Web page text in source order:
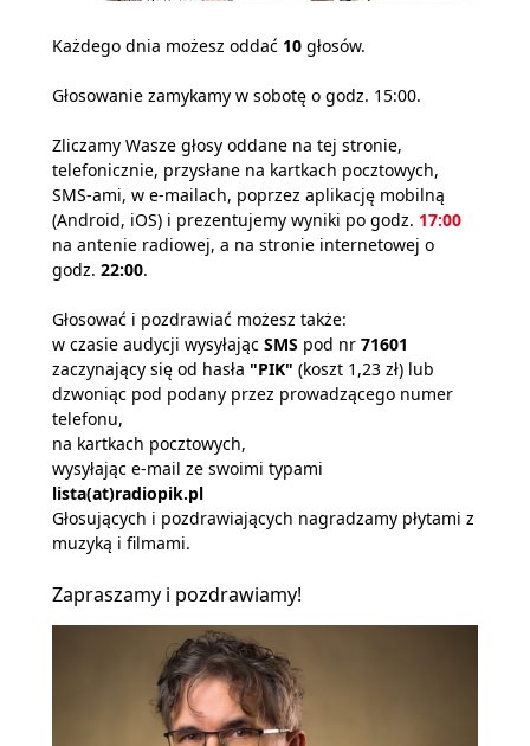
Każdego dnia możesz oddać 10 głosów.
Głosowanie zamykamy w sobotę o godz. 15:00.
Zliczamy Wasze głosy oddane na tej stronie,
telefonicznie, przysłane na kartkach pocztowych,
SMS-ami, w e-mailach, poprzez aplikację mobilną
(Android, iOS) i prezentujemy wyniki po godz. 17:00
na antenie radiowej, a na stronie internetowej o
godz. 22:00.
Głosować i pozdrawiać możesz także:
w czasie audycji wysyłając SMS pod nr 71601
zaczynający się od hasła "PIK" (koszt 1,23 zł) lub
dzwoniąc pod podany przez prowadzącego numer
telefonu,
na kartkach pocztowych,
wysyłając e-mail ze swoimi typami
lista(at)radiopik.pl
Głosujących i pozdrawiających nagradzamy płytami z
muzyką i filmami.
Zapraszamy i pozdrawiamy!